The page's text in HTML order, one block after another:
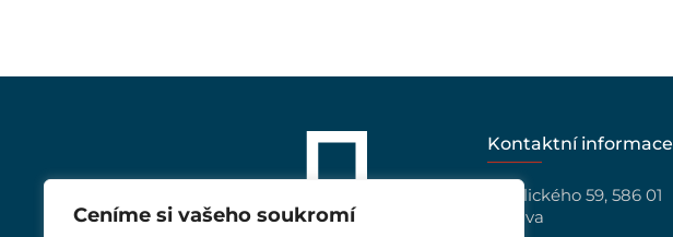
Ceníme si vašeho soukromí
Kontaktní informace
Vrchlického 59, 586 01
Jihlava